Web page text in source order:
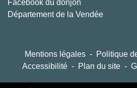
Facebook du donjon
Département de la Vendée
Mentions légales - Politique
Accessibilité - Plan du site -